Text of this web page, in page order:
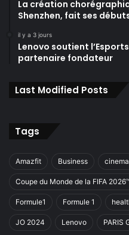
La création
Shenzhen, fait ses
il y a 3 jours
Lenovo soutient
partenaire fondateur
Last Modified Posts
Tags
Amazfit Business cinema
Coupe du Monde de la FIFA
Formule1 Formule 1
JO 2024 Lenovo PARIS